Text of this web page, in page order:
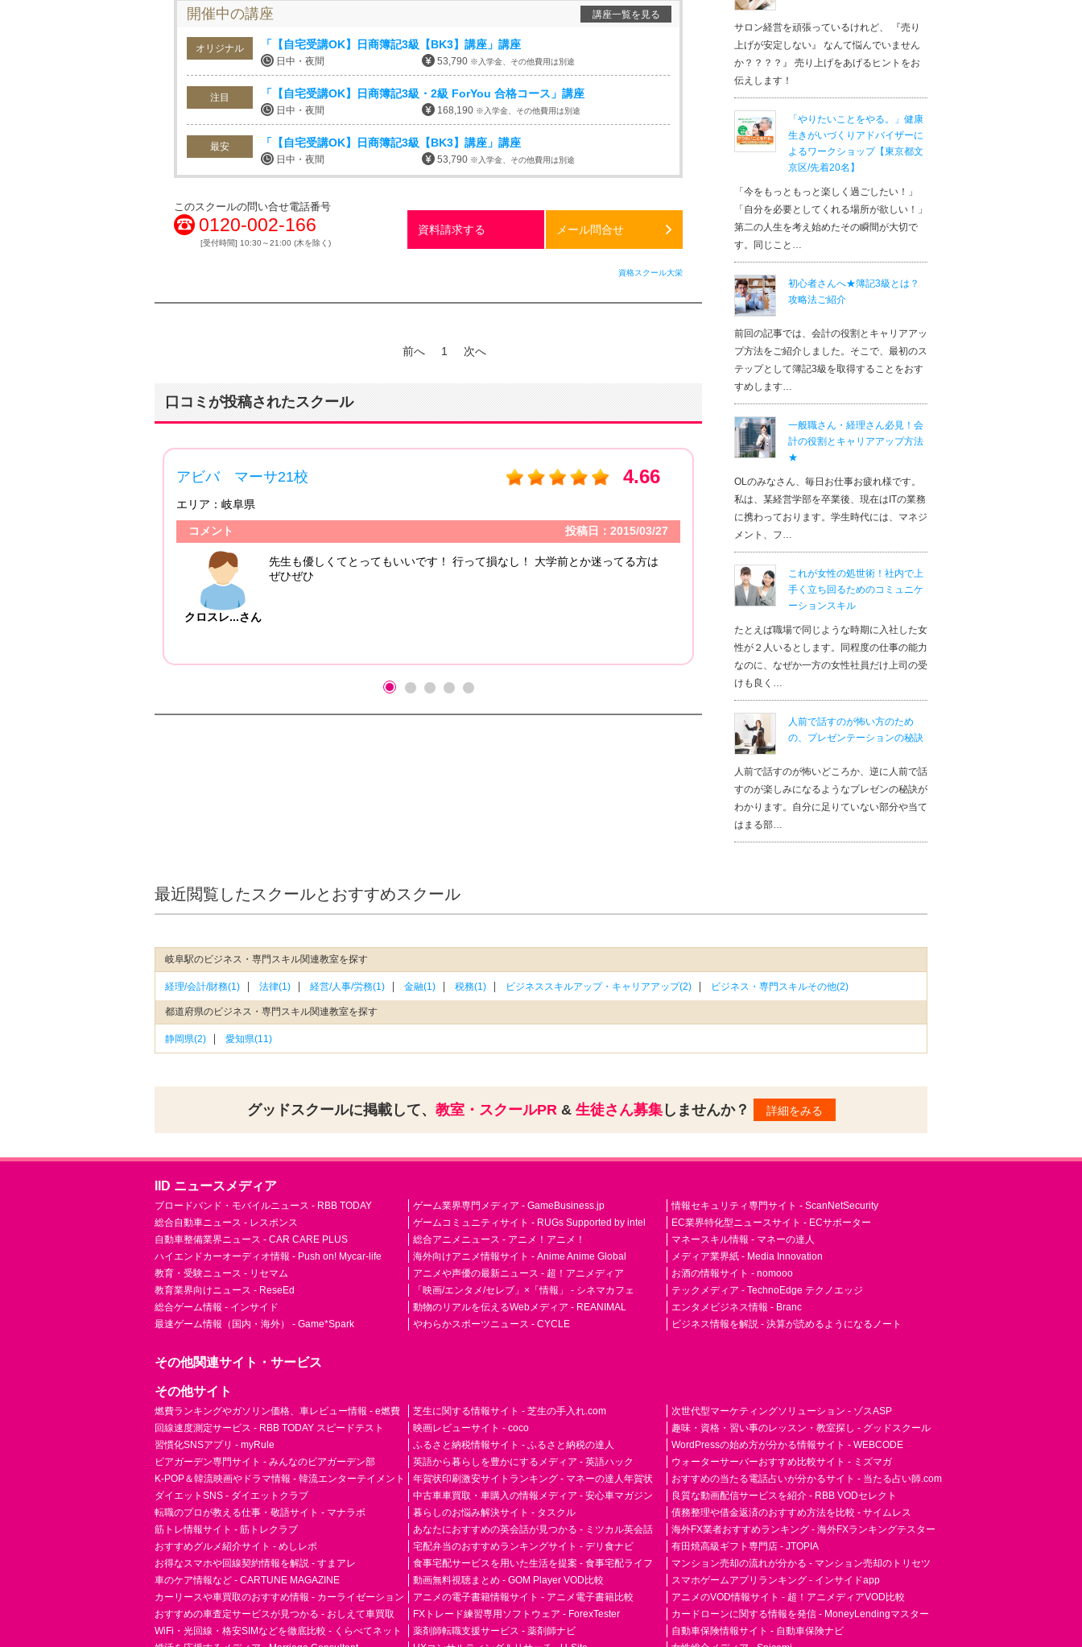
開催中の講座 講座一覧を見る
オリジナル 「【自宅受講OK】日商簿記3級【BK3】講座」講座
日中・夜間 53,790 ※入学金、その他費用は別途
注目 「【自宅受講OK】日商簿記3級・2級 ForYou 合格コース」講座
日中・夜間 168,190 ※入学金、その他費用は別途
最安 「【自宅受講OK】日商簿記3級【BK3】講座」講座
日中・夜間 53,790 ※入学金、その他費用は別途
このスクールの問い合せ電話番号
0120-002-166
[受付時間] 10:30～21:00 (木を除く)
資料請求する メール問合せ
資格スクール大栄
前へ 1 次へ
口コミが投稿されたスクール
アビバ マーサ21校 4.66
エリア： 岐阜県
コメント 投稿日：2015/03/27
クロスレ...さん
先生も優しくてとってもいいです！ 行って損なし！ 大学前とか迷ってる方は
ぜひぜひ
資格スクール大栄 マーサ21校
エリア：岐阜県
コメント
へ通っています。忙しいと、すぐサボってしまう癖
通い方を一緒に考えてくださるので頑張れます。
こ...（もっと見る）
サロン経営を頑張っているけれど、 『売り
上げが安定しない』 なんて悩んでいません
か？？？？』 売り上げをあげるヒントをお
伝えします！
「やりたいことをやる。」健康
生きがいづくりアドバイザーに
よるワークショップ【東京都文
京区/先着20名】
「今をもっともっと楽しく過ごしたい！」
「自分を必要としてくれる場所が欲しい！」
第二の人生を考え始めたその瞬間が大切で
す。同じこと…
初心者さんへ★簿記3級とは？
攻略法ご紹介
前回の記事では、会計の役割とキャリアアッ
プ方法をご紹介しました。そこで、最初のス
テップとして簿記3級を取得することをおす
すめします…
一般職さん・経理さん必見！会
計の役割とキャリアアップ方法
★
OLのみなさん、毎日お仕事お疲れ様です。
私は、某経営学部を卒業後、現在はITの業務
に携わっております。学生時代には、マネジ
メント、フ…
これが女性の処世術！社内で上
手く立ち回るためのコミュニケ
ーションスキル
たとえば職場で同じような時期に入社した女
性が２人いるとします。同程度の仕事の能力
なのに、なぜか一方の女性社員だけ上司の受
けも良く…
人前で話すのが怖い方のため
の、プレゼンテーションの秘訣
人前で話すのが怖いどころか、逆に人前で話
すのが楽しみになるようなプレゼンの秘訣が
わかります。自分に足りていない部分や当て
はまる部…
最近閲覧したスクールとおすすめスクール
岐阜駅のビジネス・専門スキル関連教室を探す
経理/会計/財務(1) 法律(1) 経営/人事/労務(1) 金融(1) 税務(1) ビジネススキルアップ・キャリアアップ(2) ビジネス・専門スキルその他(2)
都道府県のビジネス・専門スキル関連教室を探す
静岡県(2) 愛知県(11)
グッドスクールに掲載して、 教室・スクールPR& 生徒さん募集しませんか？ 詳細をみる
IID ニュースメディア
ブロードバンド・モバイルニュース - RBB TODAY
総合自動車ニュース - レスポンス
自動車整備業界ニュース - CAR CARE PLUS
ハイエンドカーオーディオ情報 - Push on! Mycar-life
教育・受験ニュース - リセマム
教育業界向けニュース - ReseEd
総合ゲーム情報 - インサイド
最速ゲーム情報（国内・海外） - Game*Spark
ゲーム業界専門メディア - GameBusiness.jp
ゲームコミュニティサイト - RUGs Supported by intel
総合アニメニュース - アニメ！アニメ！
海外向けアニメ情報サイト - Anime Anime Global
アニメや声優の最新ニュース - 超！アニメディア
「映画/エンタメ/セレブ」×「情報」 - シネマカフェ
動物のリアルを伝えるWebメディア - REANIMAL
やわらかスポーツニュース - CYCLE
情報セキュリティ専門サイト - ScanNetSecurity
EC業界特化型ニュースサイト - ECサポーター
マネースキル情報 - マネーの達人
メディア業界紙 - Media Innovation
お酒の情報サイト - nomooo
テックメディア - TechnoEdge テクノエッジ
エンタメビジネス情報 - Branc
ビジネス情報を解説 - 決算が読めるようになるノート
その他関連サイト・サービス
その他サイト
燃費ランキングやガソリン価格、車レビュー情報 - e燃費
回線速度測定サービス - RBB TODAY スピードテスト
習慣化SNSアプリ - myRule
ビアガーデン専門サイト - みんなのビアガーデン部
K-POP＆韓流映画やドラマ情報 - 韓流エンターテイメント
ダイエットSNS - ダイエットクラブ
転職のプロが教える仕事・敬語サイト - マナラボ
筋トレ情報サイト - 筋トレクラブ
おすすめグルメ紹介サイト - めしレポ
お得なスマホや回線契約情報を解説 - すまアレ
車のケア情報など - CARTUNE MAGAZINE
カーリースや車買取のおすすめ情報 - カーライゼーション
おすすめの車査定サービスが見つかる - おしえて車買取
WiFi・光回線・格安SIMなどを徹底比較 - くらべてネット
芝生に関する情報サイト - 芝生の手入れ.com
映画レビューサイト - coco
ふるさと納税情報サイト - ふるさと納税の達人
英語から暮らしを豊かにするメディア - 英語ハック
年賀状印刷激安サイトランキング - マネーの達人年賀状
中古車車買取・車購入の情報メディア - 安心車マガジン
暮らしのお悩み解決サイト - タスクル
あなたにおすすめの英会話が見つかる - ミツカル英会話
宅配弁当のおすすめランキングサイト - デリ食ナビ
食事宅配サービスを用いた生活を提案 - 食事宅配ライフ
動画無料視聴まとめ - GOM Player VOD比較
アニメの電子書籍情報サイト - アニメ電子書籍比較
FXトレード練習専用ソフトウェア - ForexTester
薬剤師転職支援サービス - 薬剤師ナビ
次世代型マーケティングソリューション - ゾスASP
趣味・資格・習い事のレッスン・教室探し - グッドスクール
WordPressの始め方が分かる情報サイト - WEBCODE
ウォーターサーバーおすすめ比較サイト - ミズマガ
おすすめの当たる電話占いが分かるサイト - 当たる占い師.com
良質な動画配信サービスを紹介 - RBB VODセレクト
債務整理や借金返済のおすすめ方法を比較 - サイムレス
海外FX業者おすすめランキング - 海外FXランキングテスター
有田焼高級ギフト専門店 - JTOPIA
マンション売却の流れが分かる - マンション売却のトリセツ
スマホゲームアプリランキング - インサイドapp
アニメのVOD情報サイト - 超！アニメディアVOD比較
カードローンに関する情報を発信 - MoneyLendingマスター
自動車保険情報サイト - 自動車保険ナビ